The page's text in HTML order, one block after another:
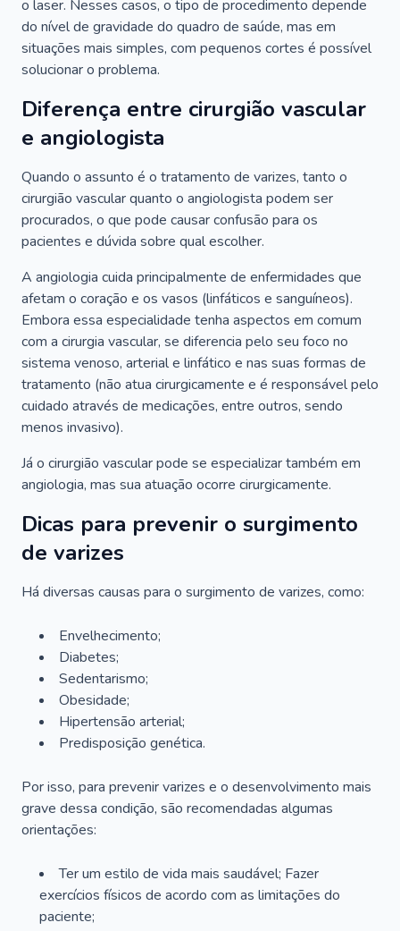
o laser. Nesses casos, o tipo de procedimento depende
do nível de gravidade do quadro de saúde, mas em
situações mais simples, com pequenos cortes é possível
solucionar o problema.
Diferença entre cirurgião vascular
e angiologista
Quando o assunto é o tratamento de varizes, tanto o
cirurgião vascular quanto o angiologista podem ser
procurados, o que pode causar confusão para os
pacientes e dúvida sobre qual escolher.
A angiologia cuida principalmente de enfermidades que
afetam o coração e os vasos (linfáticos e sanguíneos).
Embora essa especialidade tenha aspectos em comum
com a cirurgia vascular, se diferencia pelo seu foco no
sistema venoso, arterial e linfático e nas suas formas de
tratamento (não atua cirurgicamente e é responsável pelo
cuidado através de medicações, entre outros, sendo
menos invasivo).
Já o cirurgião vascular pode se especializar também em
angiologia, mas sua atuação ocorre cirurgicamente.
Dicas para prevenir o surgimento
de varizes
Há diversas causas para o surgimento de varizes, como:
Envelhecimento;
Diabetes;
Sedentarismo;
Obesidade;
Hipertensão arterial;
Predisposição genética.
Por isso, para prevenir varizes e o desenvolvimento mais
grave dessa condição, são recomendadas algumas
orientações:
Ter um estilo de vida mais saudável; Fazer
exercícios físicos de acordo com as limitações do
paciente;